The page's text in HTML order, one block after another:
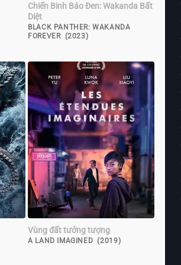
Chiến Binh Báo Đen: Wakanda Bất
Diệt
BLACK PANTHER: WAKANDA
FOREVER (2023)
Vùng đất tưởng tượng
A LAND IMAGINED (2019)